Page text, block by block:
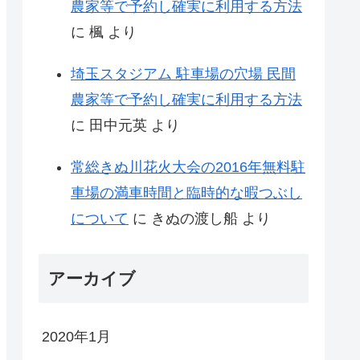
農家等で予約し確実に利用する方法
に 楓 より
埼玉スタジアム 駐車場の穴場 民間
農家等で予約し確実に利用する方法
に 田中元英 より
常総きぬ川花火大会の2016年無料駐
車場の満車時間と臨時的な暇つぶし
について に きぬの渡し船 より
アーカイブ
2020年1月